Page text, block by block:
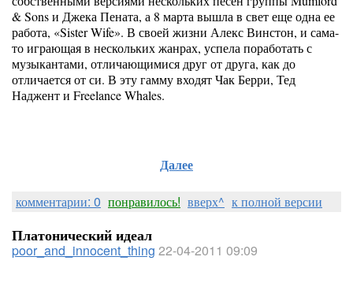
& Sons и Джека Пената, а 8 марта вышла в свет еще одна ее
работа, «Sister Wife». В своей жизни Алекс Винстон, и сама-
то играющая в нескольких жанрах, успела поработать с
музыкантами, отличающимися друг от друга, как до
отличается от си. В эту гамму входят Чак Берри, Тед
Наджент и Freelance Whales.
Далее
комментарии: 0 понравилось! вверх^ к полной версии
Платонический идеал
poor_and_innocent_thing 22-04-2011 09:09